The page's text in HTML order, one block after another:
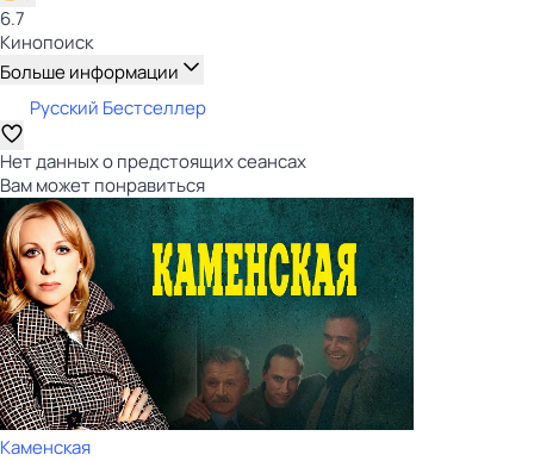
6.7
Кинопоиск
Больше информации
Русский Бестселлер
Нет данных о предстоящих сеансах
Вам может понравиться
Каменская